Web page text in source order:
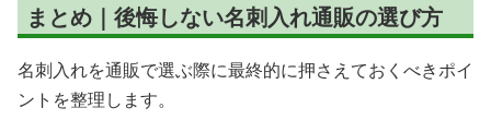
まとめ｜後悔しない名刺入れ通販の選び方
名刺入れを通販で選ぶ際に最終的に押さえておくべきポイ
ントを整理します。